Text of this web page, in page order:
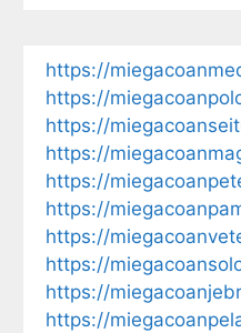
https://
https://
https://
https://
https://
https://
https://
https://
https://
https://